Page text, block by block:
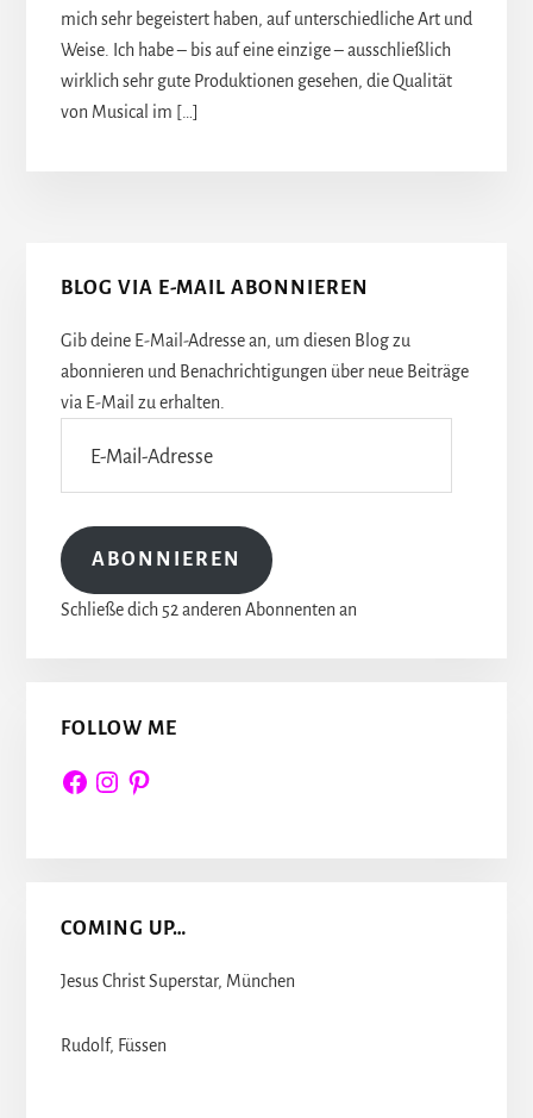
mich sehr begeistert haben, auf unterschiedliche Art und
Weise. Ich habe – bis auf eine einzige – ausschließlich
wirklich sehr gute Produktionen gesehen, die Qualität
von Musical im […]
Seitenspalte
BLOG VIA E-MAIL ABONNIEREN
Gib deine E-Mail-Adresse an, um diesen Blog zu
abonnieren und Benachrichtigungen über neue Beiträge
via E-Mail zu erhalten.
Mail-
Adresse
ABONNIEREN
Schließe dich 52 anderen Abonnenten an
FOLLOW ME
FacebookInstagram
Pinterest
COMING UP…
Jesus Christ Superstar, München
Rudolf, Füssen